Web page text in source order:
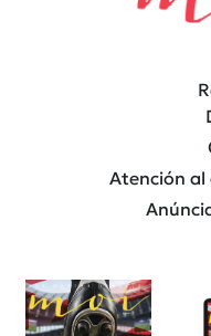
Atención al